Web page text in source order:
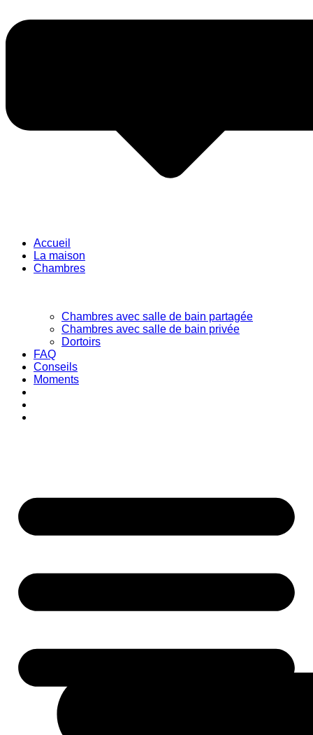
Chambres avec salle de bain partagée
Chambres avec salle de bain privée
Dortoirs
FAQ
Conseils
Moments
Accueil
La maison
Chambres